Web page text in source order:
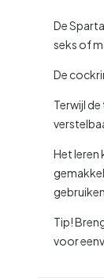
De
seks of
De
Terwijl
Het leren
gebruiken.
Tip!
voor